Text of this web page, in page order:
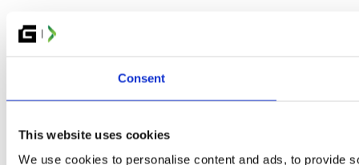
Consent
This website uses cookies
We use cookies to personalise content and ads, to provide